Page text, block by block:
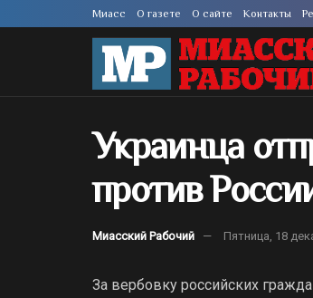
Миасс О газете О сайте Контакты
Украинца
против
Миасский Рабочий Пятница, 18
За вербовку российских